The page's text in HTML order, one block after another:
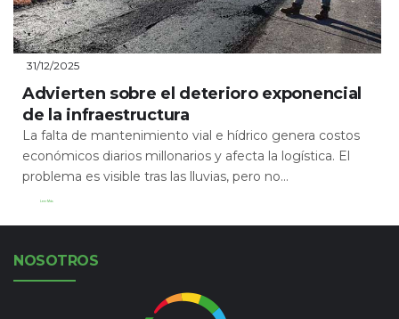
31/12/2025
Advierten sobre el deterioro exponencial
de la infraestructura
La falta de mantenimiento vial e hídrico genera costos
económicos diarios millonarios y afecta la logística. El
problema es visible tras las lluvias, pero no...
Leer Más
NOSOTROS